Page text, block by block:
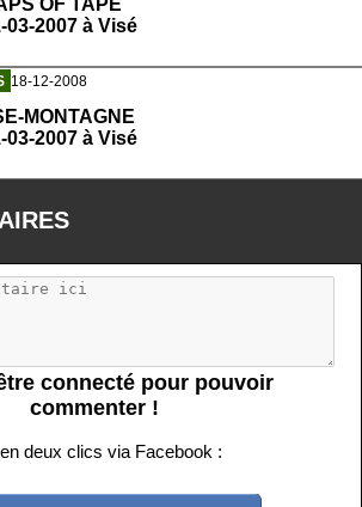
03-2007 à Visé
18-12-2008
MONTAGNE
03-2007 à Visé
connecté pour pouvoir
commenter !
deux clics via Facebook :